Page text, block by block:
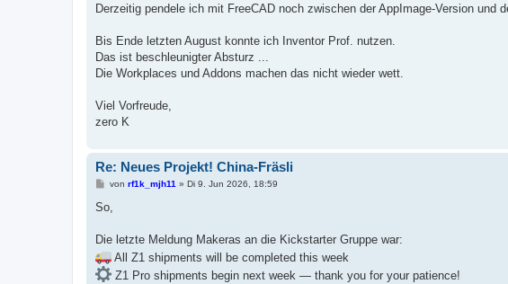
Derzeitig pendele ich mit FreeCAD noch zwischen der AppImage-Version und
Bis Ende letzten August konnte ich Inventor Prof. nutzen.
Das ist beschleunigter Absturz ...
Die Workplaces und Addons machen das nicht wieder wett.
Viel Vorfreude,
zero K
Re: Neues Projekt! China-Fräsli
B
i
a
von rf1k_mjh11» Di 9. Jun 2026, 18:59
So,
Die letzte Meldung Makeras an die Kickstarter Gruppe war:
All Z1 shipments will be completed this week
Z1 Pro shipments begin next week — thank you for your patience!